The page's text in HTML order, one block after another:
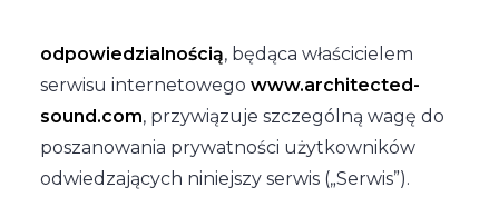
odpowiedzialnością, będąca właścicielem
serwisu internetowego www.architected-
sound.com, przywiązuje szczególną wagę do
poszanowania prywatności użytkowników
odwiedzających niniejszy serwis („Serwis”).